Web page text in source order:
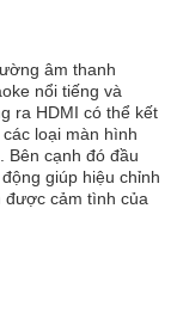
âm thanh
nổi tiếng và
ra HDMI có thể kết
loại màn hình
cạnh đó đầu
giúp hiệu chỉnh
được cảm tình của